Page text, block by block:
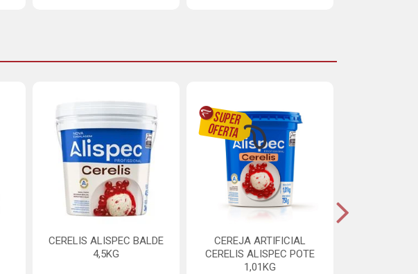
CERELIS ALISPEC BALDE
4,5KG
CEREJA ARTIFICIAL
CERELIS ALISPEC POTE
1,01KG